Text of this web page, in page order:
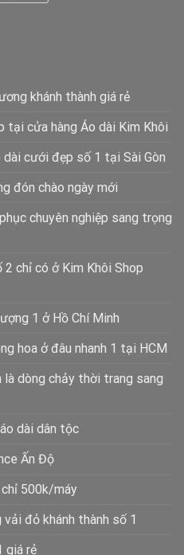
khánh thành giá rẻ
tại cửa hàng Áo dài Kim Khôi
cưới đẹp số 1 tại Sài Gòn
đón chào ngày mới
chuyên nghiệp sang trọng
chỉ có ở Kim Khôi Shop
1 ở Hồ Chí Minh
hoa ở đâu nhanh 1 tại HCM
là dòng chảy thời trang sang
dài dân tộc
Ấn Độ
chỉ 500k/máy
đỏ khánh thành số 1
giá rẻ